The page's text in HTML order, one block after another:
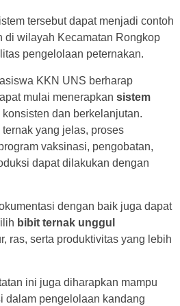
tersebut dapat menjadi contoh
di wilayah Kecamatan Rongkop
pengelolaan peternakan.
KKN UNS berharap
mulai menerapkan sistem
konsisten dan berkelanjutan.
yang jelas, proses
vaksinasi, pengobatan,
dapat dilakukan dengan
dengan baik juga dapat
bibit ternak unggul
ras, serta produktivitas yang lebih
ini juga diharapkan mampu
dalam pengelolaan kandang